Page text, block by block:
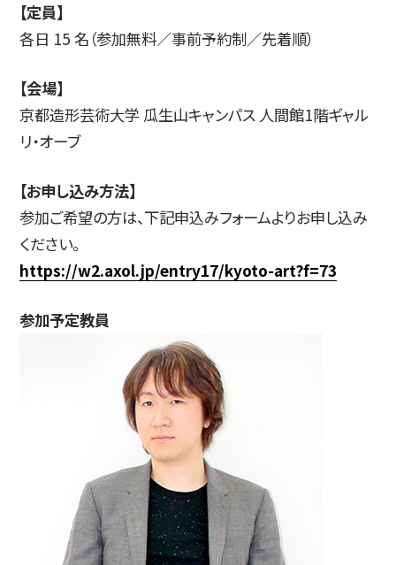
通信教育部
藝術学舎（公開講座）
【定員】
各日 15 名（参加無料／事前予約制／先着順）
【会場】
京都造形芸術大学 瓜生山キャンパス 人間館1階ギャル
リ・オーブ
【お申し込み方法】
参加ご希望の方は、下記申込みフォームよりお申し込み
ください。
https://w2.axol.jp/entry17/kyoto-art?f=73
参加予定教員